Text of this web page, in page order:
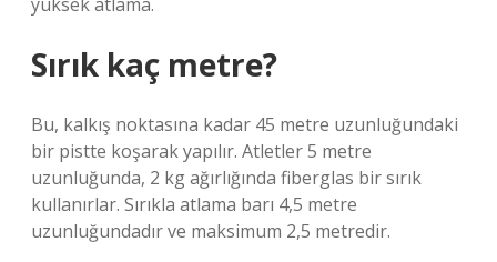
Sırık kaç metre?
Bu, kalkış noktasına kadar 45 metre uzunluğundaki
bir pistte koşarak yapılır. Atletler 5 metre
uzunluğunda, 2 kg ağırlığında fiberglas bir sırık
kullanırlar. Sırıkla atlama barı 4,5 metre
uzunluğundadır ve maksimum 2,5 metredir.